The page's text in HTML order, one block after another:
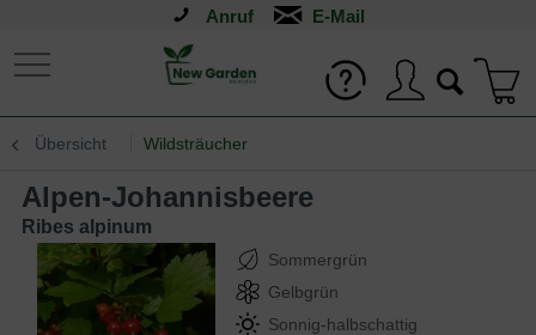
Anruf
Übersicht Wildsträucher
Alpen-Johannisbeere
Ribes alpinum
Sommergrün
Gelbgrün
Sonnig-halbschattig